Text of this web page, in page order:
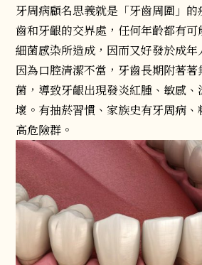
牙周病顧名思義就是「牙齒周圍」
齒和牙齦的交界處，任何年齡都有
細菌感染所造成，因而又好發於成年
因為口腔清潔不當，牙齒長期附著
菌，導致牙齦出現發炎紅腫、敏感
壞。有抽菸習慣、家族史有牙周病
高危險群。